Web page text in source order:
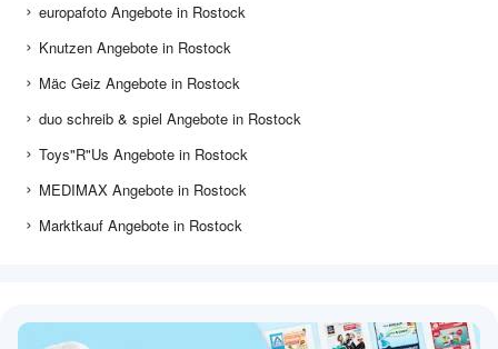
europafoto Angebote in Rostock
Knutzen Angebote in Rostock
Mäc Geiz Angebote in Rostock
duo schreib & spiel Angebote in Rostock
Toys"R"Us Angebote in Rostock
MEDIMAX Angebote in Rostock
Marktkauf Angebote in Rostock